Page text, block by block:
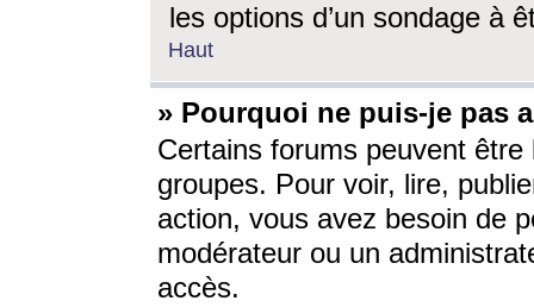
les options d’un sondage à
Haut
» Pourquoi ne puis-je pas
Certains forums peuvent être
groupes. Pour voir, lire,
action, vous avez besoin de
modérateur ou un
accès.